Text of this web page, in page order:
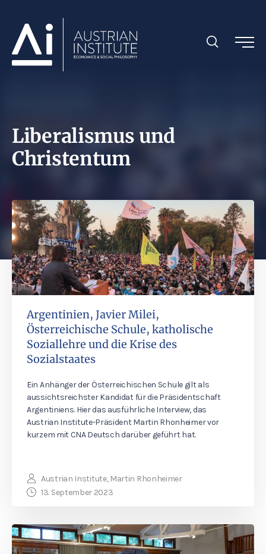
Liberalismus und
Christentum
Argentinien, Javier Milei,
Österreichische Schule, katholische
Soziallehre und die Krise des
Sozialstaates
Ein Anhänger der Österreichischen Schule gilt als
aussichtsreichster Kandidat für die Präsidentschaft
Argentiniens. Hier das ausführliche Interview, das
Austrian Institute-Präsident Martin Rhonheimer vor
kurzem mit CNA Deutsch darüber geführt hat.
Austrian Institute, Martin Rhonheimer
13. September 2023